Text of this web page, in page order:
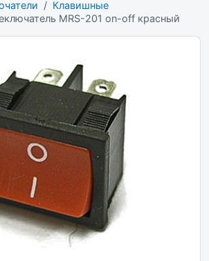
Клавишные
MRS-201 on-off красный